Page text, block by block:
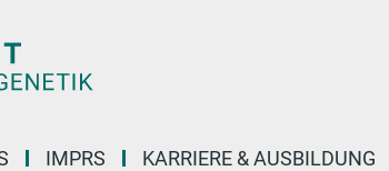
IMPRS KARRIERE & AUSBILDUNG